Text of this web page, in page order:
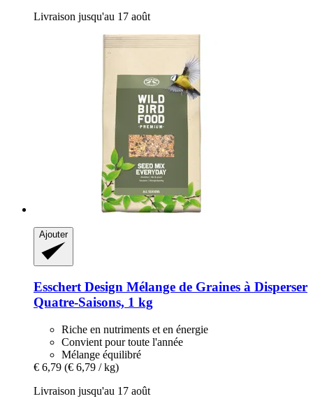
Livraison jusqu'au 17 août
Ajouter
Esschert Design Mélange de Graines à Disperser
Quatre-​Saisons, 1 kg
Riche en nutriments et en énergie
Convient pour toute l'année
Mélange équilibré
€ 6,79 (€ 6,79 / kg)
Livraison jusqu'au 17 août